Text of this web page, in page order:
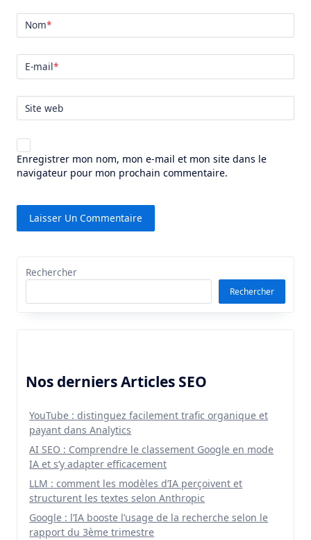
Nom*
E-mail*
Site web
Enregistrer mon nom, mon e-mail et mon site dans le
navigateur pour mon prochain commentaire.
Rechercher
Rechercher
Nos derniers Articles SEO
YouTube : distinguez facilement trafic organique et
payant dans Analytics
AI SEO : Comprendre le classement Google en mode
IA et s’y adapter efficacement
LLM : comment les modèles d’IA perçoivent et
structurent les textes selon Anthropic
Google : l’IA booste l’usage de la recherche selon le
rapport du 3ème trimestre